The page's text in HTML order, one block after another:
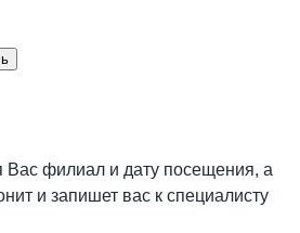
Вас филиал и дату посещения, а
и запишет вас к специалисту